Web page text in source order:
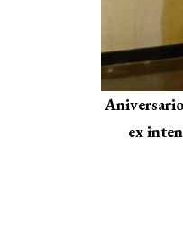
ex